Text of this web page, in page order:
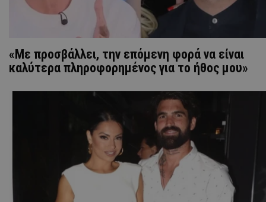
«Με προσβάλλει, την επόμενη φορά να είναι
καλύτερα πληροφορημένος για το ήθος μου»